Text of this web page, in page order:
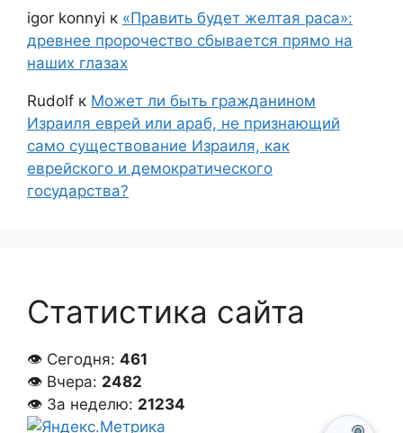
igor konnyi к «Править будет желтая раса»:
древнее пророчество сбывается прямо на
наших глазах
Rudolf к Может ли быть гражданином
Израиля еврей или араб, не признающий
само существование Израиля, как
еврейского и демократического
государства?
Статистика сайта
👁 Сегодня: 461
👁 Вчера: 2482
👁 За неделю: 21234